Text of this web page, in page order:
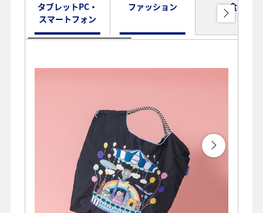
タブレットPC・
スマートフォン
ファッション 食品